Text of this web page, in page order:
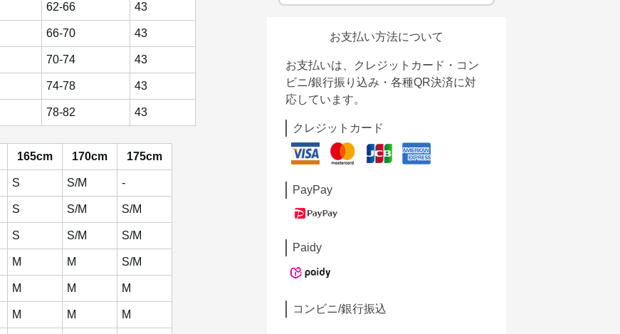
62-66 43
66-70 43
70-74 43
74-78 43
78-82 43
165cm 170cm 175cm
S S/M -
S S/M S/M
S S/M S/M
M M S/M
M M M
M M M
お支払い方法について
お支払いは、クレジットカード・コン
ビニ/銀行振り込み・各種QR決済に対
応しています。
クレジットカード
PayPay
Paidy
コンビニ/銀行振込